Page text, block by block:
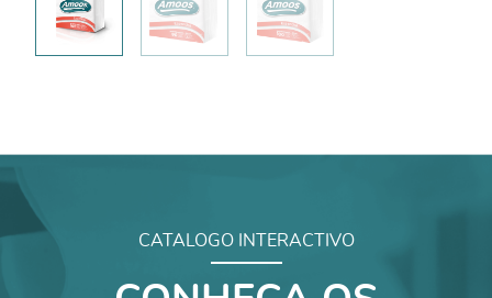
CATALOGO INTERACTIVO